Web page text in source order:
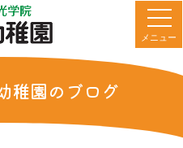
メニュー
稚園のブログ